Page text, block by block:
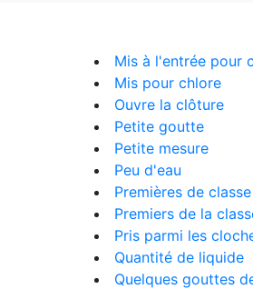
Mis à l'entrée pour
Mis pour chlore
Ouvre la clôture
Petite goutte
Petite mesure
Peu d'eau
Premières de classe
Premiers de la
Pris parmi les
Quantité de liquide
Quelques gouttes